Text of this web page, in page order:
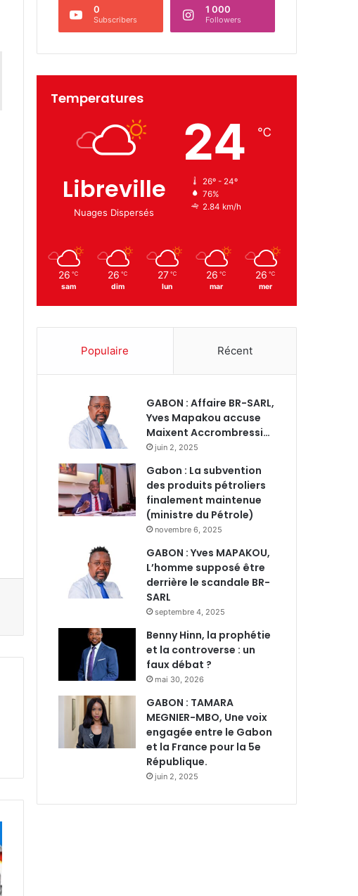
0
Subscribers
1 000
Followers
Temperatures
Libreville
Nuages Dispersés
24 ℃
26º - 24º
76%
2.84 km/h
26 ℃
sam
26 ℃
dim
27 ℃
lun
26 ℃
mar
26 ℃
mer
Populaire Récent
GABON : Affaire BR-SARL,
Yves Mapakou accuse
Maixent Accrombressi…
juin 2, 2025
Gabon : La subvention
des produits pétroliers
finalement maintenue
(ministre du Pétrole)
novembre 6, 2025
GABON : Yves MAPAKOU,
L’homme supposé être
derrière le scandale BR-
SARL
septembre 4, 2025
Benny Hinn, la prophétie
et la controverse : un
faux débat ?
mai 30, 2026
GABON : TAMARA
MEGNIER-MBO, Une voix
engagée entre le Gabon
et la France pour la 5e
République.
juin 2, 2025